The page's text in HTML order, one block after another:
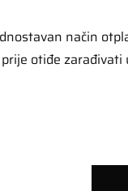
način
otiđe